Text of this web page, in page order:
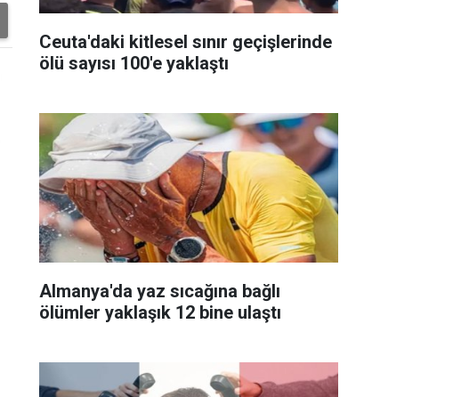
Ceuta'daki kitlesel sınır geçişlerinde
ölü sayısı 100'e yaklaştı
Almanya'da yaz sıcağına bağlı
ölümler yaklaşık 12 bine ulaştı